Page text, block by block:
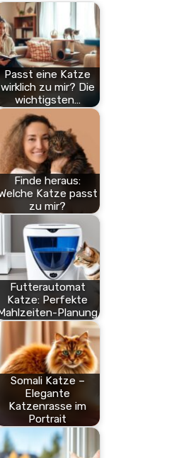
Passt eine Katze
wirklich zu mir? Die
wichtigsten…
Finde heraus:
Katze passt
zu mir?
Futterautomat
Katze: Perfekte
Planung
Somali Katze –
Elegante
Katzenrasse im
Portrait